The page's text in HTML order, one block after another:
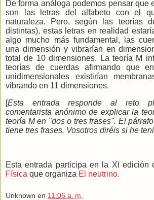
De forma análoga podemos pensar que
son las letras del alfabeto con el
naturaleza. Pero, según las teorías
distintas), estas letras en realidad
algo mucho más fundamental, las
una dimensión y vibrarían en
total de 10 dimensiones. La teoría M
teorías de cuerdas afirmando que
unidimensionales existirían
vibrando en 11 dimensiones.
[Esta entrada responde al reto
comentarista anónimo de explicar la
teoría M en "dos o tres frases". El
tiene tres frases. Vosotros diréis si he
Esta entrada participa en la XI edición
Física que organiza El neutrino.
Unknown en 11:06 a. m.